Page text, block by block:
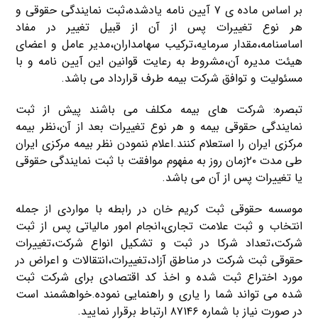
بر اساس ماده ی ۷ آیین نامه یادشده،ثبت نمایندگی حقوقی و
هر نوع تغییرات پس از آن از قبیل تغییر در مفاد
اساسنامه،مقدار سرمایه،ترکیب سهامداران،مدیر عامل و اعضای
هیئت مدیره آن،مشروط به رعایت قوانین این آیین نامه و با
مسئولیت و توافق شرکت بیمه طرف قرارداد می باشد.
تبصره: شرکت های بیمه مکلف می باشند پیش از ثبت
نمایندگی حقوقی بیمه و هر نوع تغییرات بعد از آن،نظر بیمه
مرکزی ایران را استعلام کنند.اعلام ننمودن نظر بیمه مرکزی ایران
طی مدت ۲۰زمان روز به مفهوم موافقت با ثبت نمایندگی حقوقی
یا تغییرات پس از آن می باشد.
موسسه حقوقی ثبت کریم خان در رابطه با مواردی از جمله
انتخاب و ثبت علامت تجاری،انجام امور مالیاتی پس از ثبت
شرکت،تعداد شرکا در ثبت و تشکیل انواع شرکت،تغییرات
حقوقی ثبت شرکت در مناطق آزاد،تغییرات،انتقالات و اعراض در
مورد اختراع ثبت شده و اخذ کد اقتصادی برای شرکت ثبت
شده می تواند شما را یاری و راهنمایی نموده.خواهشمند است
در صورت نیاز با شماره ۸۷۱۴۶ ارتباط برقرار نمایید.